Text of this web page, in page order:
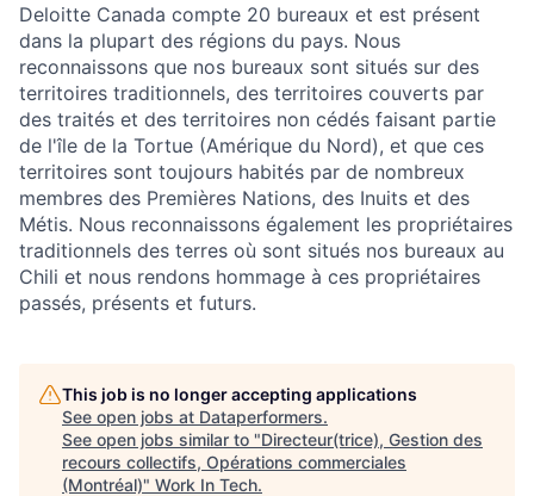
Deloitte Canada compte 20 bureaux et est présent
dans la plupart des régions du pays. Nous
reconnaissons que nos bureaux sont situés sur des
territoires traditionnels, des territoires couverts par
des traités et des territoires non cédés faisant partie
de l'île de la Tortue (Amérique du Nord), et que ces
territoires sont toujours habités par de nombreux
membres des Premières Nations, des Inuits et des
Métis. Nous reconnaissons également les propriétaires
traditionnels des terres où sont situés nos bureaux au
Chili et nous rendons hommage à ces propriétaires
passés, présents et futurs.
This job is no longer accepting applications
See open jobs at Dataperformers.
See open jobs similar to "Directeur(trice), Gestion des
recours collectifs, Opérations commerciales
(Montréal)" Work In Tech.